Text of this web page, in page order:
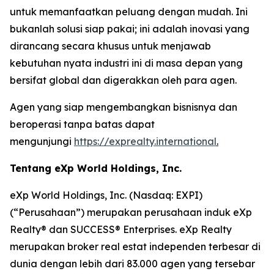
untuk memanfaatkan peluang dengan mudah. Ini
bukanlah solusi siap pakai; ini adalah inovasi yang
dirancang secara khusus untuk menjawab
kebutuhan nyata industri ini di masa depan yang
bersifat global dan digerakkan oleh para agen.
Agen yang siap mengembangkan bisnisnya dan
beroperasi tanpa batas dapat
mengunjungi https://exprealty.international.
Tentang eXp World Holdings, Inc.
eXp World Holdings, Inc. (Nasdaq: EXPI)
(“Perusahaan”) merupakan perusahaan induk eXp
Realty® dan SUCCESS® Enterprises. eXp Realty
merupakan broker real estat independen terbesar di
dunia dengan lebih dari 83.000 agen yang tersebar